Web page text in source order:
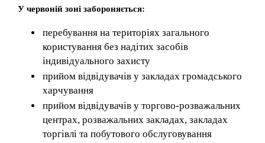
У червоній зоні забороняється:
перебування на територіях загального
користування без надітих засобів
індивідуального захисту
прийом відвідувачів у закладах громадського
харчування
прийом відвідувачів у торгово-розважальних
центрах, розважальних закладах, закладах
торгівлі та побутового обслуговування